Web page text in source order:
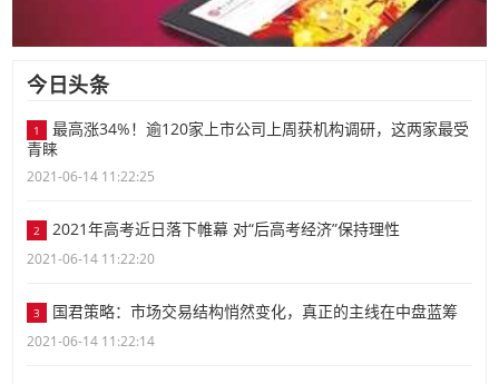
今日头条
1
最高涨34%！逾120家上市公司上周获机构调研，这两家最受
青睐
2021-06-14 11:22:25
2 2021年高考近日落下帷幕 对“后高考经济”保持理性
2021-06-14 11:22:20
3 国君策略：市场交易结构悄然变化，真正的主线在中盘蓝筹
2021-06-14 11:22:14